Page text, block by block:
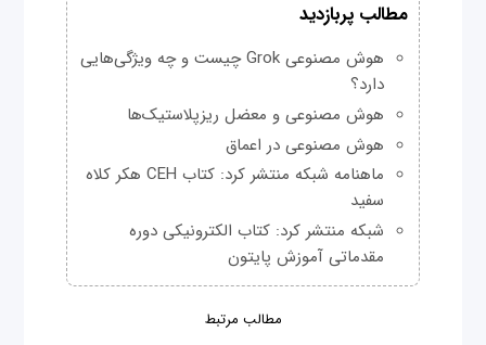
مطالب پربازدید
هوش مصنوعی Grok چیست و چه ویژگی‌هایی
دارد؟
هوش مصنوعی و معضل ریزپلاستیک‌ها
هوش مصنوعی در اعماق
ماهنامه شبکه منتشر کرد: کتاب CEH هکر کلاه
سفید
شبکه منتشر کرد: کتاب الکترونیکی دوره
مقدماتی آموزش پایتون
مطالب مرتبط